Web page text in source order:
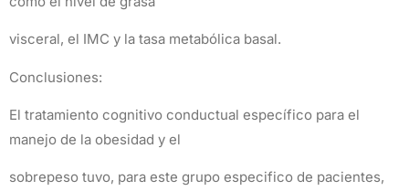
visceral, el IMC y la tasa metabólica basal.
Conclusiones:
El tratamiento cognitivo conductual específico para el
manejo de la obesidad y el
sobrepeso tuvo, para este grupo especifico de pacientes,